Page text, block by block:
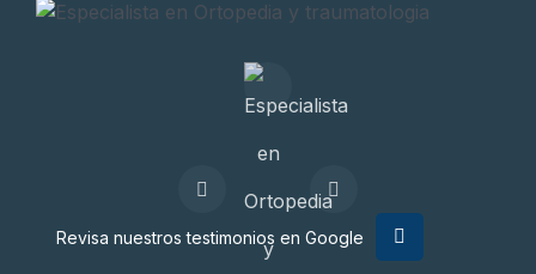
Revisa nuestros testimonios en Google